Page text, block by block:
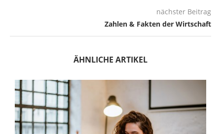
nächster Beitrag
Zahlen & Fakten der Wirtschaft
ÄHNLICHE ARTIKEL